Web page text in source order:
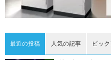
最近の投稿 人気の記事 ピッ